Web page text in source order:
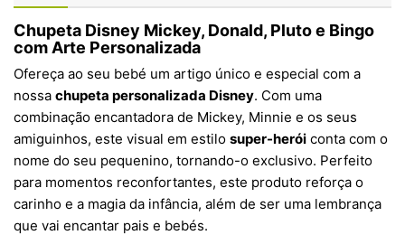
Chupeta Disney Mickey, Donald, Pluto e Bingo
com Arte Personalizada
Ofereça ao seu bebé um artigo único e especial com a
nossa chupeta personalizada Disney. Com uma
combinação encantadora de Mickey, Minnie e os seus
amiguinhos, este visual em estilo super-herói conta com o
nome do seu pequenino, tornando-o exclusivo. Perfeito
para momentos reconfortantes, este produto reforça o
carinho e a magia da infância, além de ser uma lembrança
que vai encantar pais e bebés.